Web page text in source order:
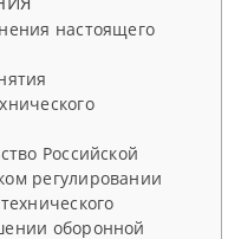
настоящего
Российской
регулировании
оборонной